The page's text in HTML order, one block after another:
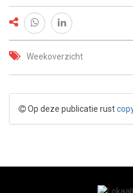
Weekoverzicht
Op deze publicatie rust